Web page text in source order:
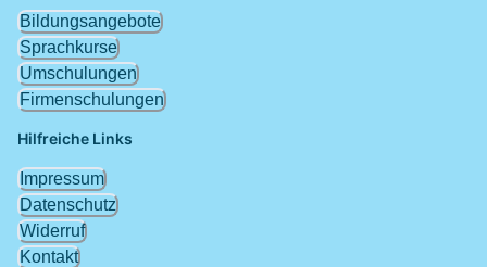
Hilfreiche Links
Impressum
Datenschutz
Widerruf
Kontakt
Bildungsangebote
Sprachkurse
Umschulungen
Firmenschulungen